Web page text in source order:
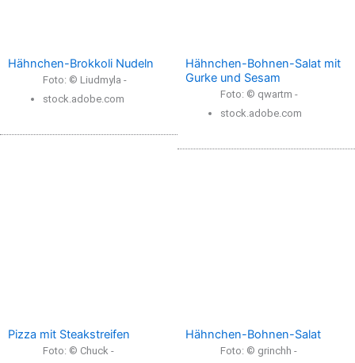
Hähnchen-Brokkoli Nudeln
Foto: © Liudmyla -
stock.adobe.com
Hähnchen-Bohnen-Salat mit
Gurke und Sesam
Foto: © qwartm -
stock.adobe.com
Pizza mit Steakstreifen
Foto: © Chuck -
Hähnchen-Bohnen-Salat
Foto: © grinchh -